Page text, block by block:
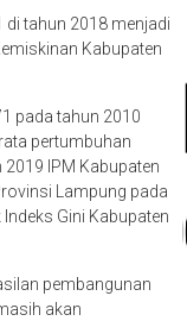
tahun 2018 menjadi
Kabupaten
pada tahun 2010
pertumbuhan
IPM Kabupaten
Lampung pada
Gini Kabupaten
pembangunan
akan